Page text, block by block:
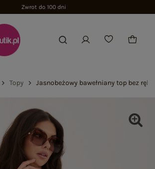
Zwrot do 100 dni
Topy Jasnobeżowy bawełniany top bez